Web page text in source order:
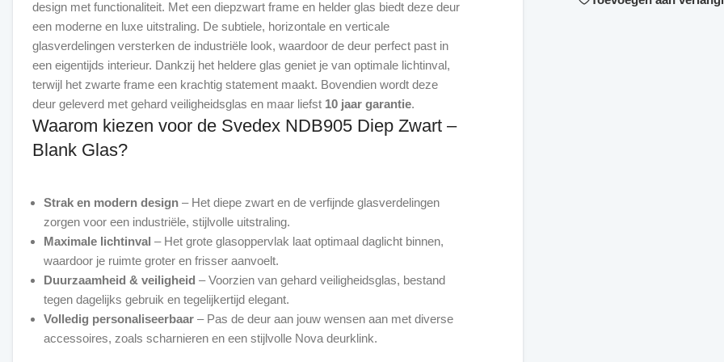
design met functionaliteit. Met een diepzwart frame en helder glas biedt deze deur
een moderne en luxe uitstraling. De subtiele, horizontale en verticale
glasverdelingen versterken de industriële look, waardoor de deur perfect past in
een eigentijds interieur. Dankzij het heldere glas geniet je van optimale lichtinval,
terwijl het zwarte frame een krachtig statement maakt. Bovendien wordt deze
deur geleverd met gehard veiligheidsglas en maar liefst 10 jaar garantie
Waarom kiezen voor de Svedex NDB905 Diep Zwart –
Blank Glas?
Strak en modern design – Het diepe zwart en de verfijnde glasverdelingen
zorgen voor een industriële, stijlvolle uitstraling.
Maximale lichtinval – Het grote glasoppervlak laat optimaal daglicht binnen,
waardoor je ruimte groter en frisser aanvoelt.
Duurzaamheid & veiligheid – Voorzien van gehard veiligheidsglas, bestand
tegen dagelijks gebruik en tegelijkertijd elegant.
Volledig personaliseerbaar – Pas de deur aan jouw wensen aan met diverse
accessoires, zoals scharnieren en een stijlvolle Nova deurklink.